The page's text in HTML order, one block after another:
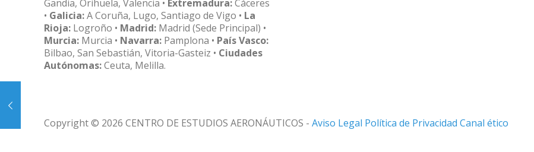
Gandia, Orihuela, Valencia • Extremadura:Cáceres
• Galicia:A Coruña, Lugo, Santiago de Vigo • La
Rioja: Logroño • Madrid: Madrid (Sede Principal) •
Murcia: Murcia • Navarra: Pamplona • País Vasco:
Bilbao, San Sebastián, Vitoria-Gasteiz • Ciudades
Autónomas:Ceuta, Melilla.
Copyright © 2026 CENTRO DE ESTUDIOS AERONÁUTICOS - Aviso Legal Política de Privacidad Canal ético